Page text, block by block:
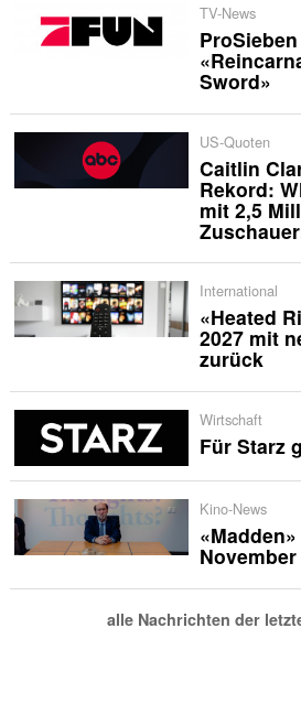
TV-News
Sword»
US-Quoten
Caitlin
Rekord:
mit 2,5
International
«Heated
2027 mit
zurück
Wirtschaft
Für Starz
Kino-News
November
alle Nachrichten der